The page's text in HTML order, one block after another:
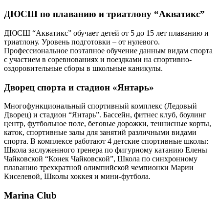
ДЮСШ по плаванию и триатлону “Акватикс”
ДЮСШ “Акватикс” обучает детей от 5 до 15 лет плаванию и
триатлону. Уровень подготовки – от нулевого.
Профессиональное поэтапное обучение данным видам спорта
с участием в соревнованиях и поездками на спортивно-
оздоровительные сборы в школьные каникулы.
Дворец спорта и стадион «Янтарь»
Многофункциональный спортивный комплекс (Ледовый
Дворец) и стадион “Янтарь”. Бассейн, фитнес клуб, боулинг
центр, футбольное поле, беговые дорожки, теннисные корты,
каток, спортивные залы для занятий различными видами
спорта. В комплексе работают 4 детские спортивные школы:
Школа заслуженного тренера по фигурному катанию Елены
Чайковской “Конек Чайковской”, Школа по синхронному
плаванию трехкратной олимпийской чемпионки Марии
Киселевой, Школы хоккея и мини-футбола.
Marina Club